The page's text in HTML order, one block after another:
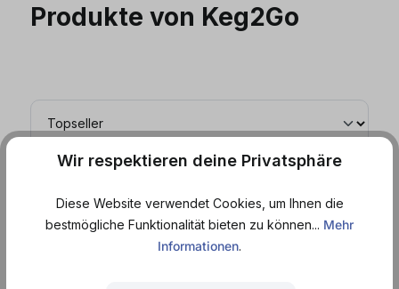
Produkte von Keg2Go
Wir respektieren deine Privatsphäre
Diese Website verwendet Cookies, um Ihnen die
bestmögliche Funktionalität bieten zu können... Mehr
Informationen.